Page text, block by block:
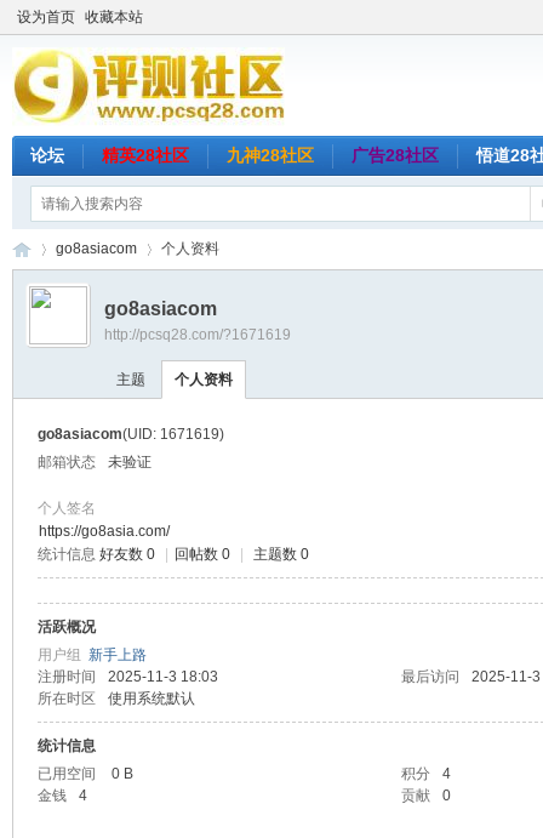
设为首页 收藏本站
论坛 精英28社区 九神28社区 广告28社区 悟道28
›
go8asiacom 个人资料
go8asiacom
http://pcsq28.com/?1671619
主题 个人资料
go8asiacom(UID: 1671619)
邮箱状态
未验证
个人签名
https://go8asia.com/
统计信息 好友数 0 回帖数 0 主题数 0
活跃概况
用户组 新手上路
注册时间
2025-11-3 18:03 最后访问
2025-11-
所在时区
使用系统默认
统计信息
已用空间
0 B 积分
4
金钱
4 贡献 0